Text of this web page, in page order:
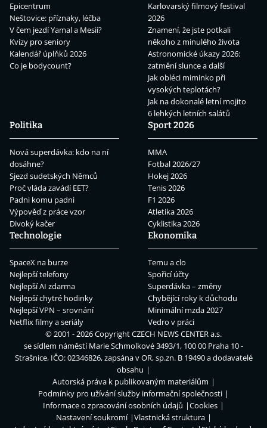
Epicentrum
Neštovice: příznaky, léčba
V čem jezdí Yamal a Mesii?
Kvízy pro seniory
Kalendář úplňků 2026
Co je bodycount?
Karlovarský filmový festival
2026
Znamení, že jste potkali
někoho z minulého života
Astronomické úkazy 2026:
zatmění slunce a další
Jak obléci miminko při
vysokých teplotách?
Jak na dokonalé letní mojito
6 lehkých letních salátů
Politika
Nová superdávka: kdo na ní
dosáhne?
Sjezd sudetských Němců
Proč vláda zavádí EET?
Padni komu padni
Výpověď z práce vzor
Divoký kačer
Sport 2026
MMA
Fotbal 2026/27
Hokej 2026
Tenis 2026
F1 2026
Atletika 2026
Cyklistika 2026
Technologie
SpaceX na burze
Nejlepší telefony
Nejlepší AI zdarma
Nejlepší chytré hodinky
Nejlepší VPN – srovnání
Netflix filmy a seriály
Ekonomika
Temu a clo
Spořicí účty
Superdávka – změny
Chybějící roky k důchodu
Minimální mzda 2027
Vedro v práci
© 2001 - 2026 CopyrightCZECH NEWS CENTER a.s.
se sídlem náměstí Marie Schmolkové 3493/1, 100 00 Praha 10 -
Strašnice, IČO: 02346826, zapsána v OR, sp.zn. B 19490 a dodavatelé
obsahu
Autorská práva k publikovaným materiálům
Podmínky pro užívání služby informační společnosti
Informace o zpracování osobních údajů
Cookies
Nastavení soukromí
Vlastnická struktura